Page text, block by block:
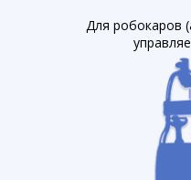
Для робокаров